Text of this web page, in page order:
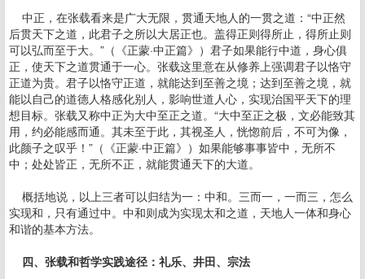
中正，在张载看来是广大无限，贯通天地人的一贯之道：“中正然
后贯天下之道，此君子之所以大居正也。盖得正则得所止，得所止则
可以弘而至于大。”（《正蒙·中正篇》）君子如果能行中道，身心俱
正，使天下之道贯通于一心。张载这里意在从修养上强调君子以恪守
正道为贵。君子以恪守正道，就能达到至善之境；达到至善之境，就
能以自己的道德人格感化别人，影响世道人心，实现治国平天下的理
想目标。张载又称中正为大中至正之道。“大中至正之极，文必能致其
用，约必能感而通。其未至于此，其视圣人，恍惚前后，不可为像，
此颜子之叹乎！”（《正蒙·中正篇》）如果能够事事皆中，无所不
中；处处皆正，无所不正，就能贯通天下的大道。
概括地说，以上三者可以归结为一：中和。三而一，一而三，怎么
实现和，只有通过中。中和则成为实现太和之道，天地人一体和身心
和谐的基本方法。
四、张载和哲学实践途径：礼乐、井田、宗法